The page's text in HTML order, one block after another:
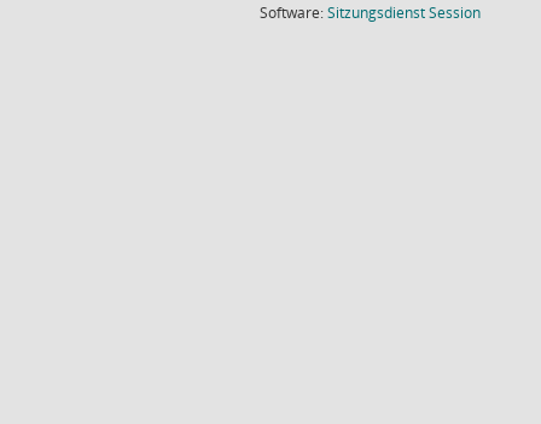
Software:SitzungsdienstSession(Wird in